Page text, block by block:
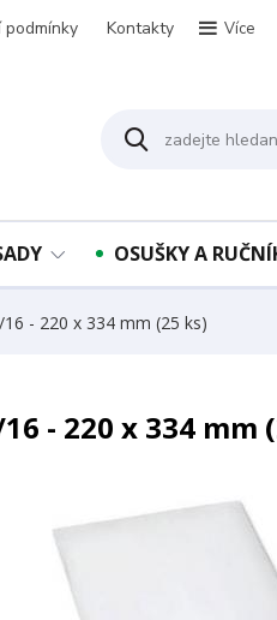
podmínky Kontakty Více
OSUŠKY A
- 220 x 334 mm (25 ks)
- 220 x 334 mm